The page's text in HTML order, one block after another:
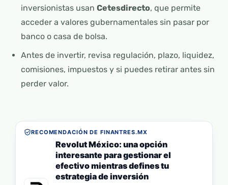
inversionistas usan Cetesdirecto, que permite
acceder a valores gubernamentales sin pasar por
banco o casa de bolsa.
Antes de invertir, revisa regulación, plazo, liquidez,
comisiones, impuestos y si puedes retirar antes sin
perder valor.
RECOMENDACIÓN DE FINANTRES.MX
Revolut México: una opción
interesante para gestionar el
efectivo mientras defines tu
estrategia de inversión